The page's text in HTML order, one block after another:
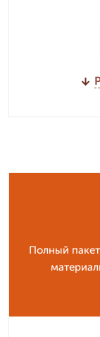
Полный